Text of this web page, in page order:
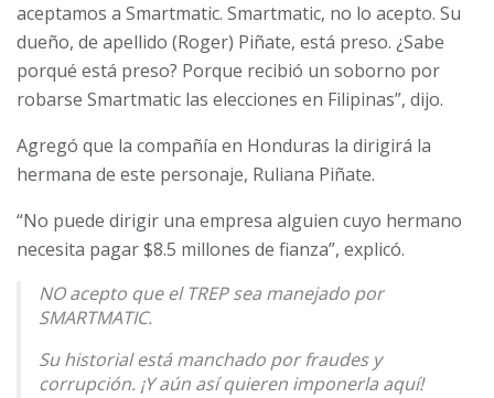
aceptamos a Smartmatic. Smartmatic, no lo acepto. Su
dueño, de apellido (Roger) Piñate, está preso. ¿Sabe
porqué está preso? Porque recibió un soborno por
robarse Smartmatic las elecciones en Filipinas”, dijo.
Agregó que la compañía en Honduras la dirigirá la
hermana de este personaje, Ruliana Piñate.
“No puede dirigir una empresa alguien cuyo hermano
necesita pagar $8.5 millones de fianza”, explicó.
NO acepto que el TREP sea manejado por
SMARTMATIC.
Su historial está manchado por fraudes y
corrupción. ¡Y aún así quieren imponerla aquí!